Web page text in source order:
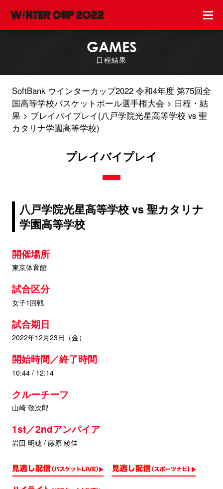
GAMES
日程結果
SoftBank ウインターカップ2022 令和4年度 第75回全
国高等学校バスケットボール選手権大会
日程・結
果
プレイバイプレイ(八戸学院光星高等学校 vs 聖
カタリナ学園高等学校)
プレイバイプレイ
八戸学院光星高等学校 vs 聖カタリナ
学園高等学校
開催場所
東京体育館
試合区分
女子1回戦
試合期日
2022年12月23日（金）
開始時間／終了時間
10:44 / 12:14
クルーチーフ
山崎 敬次郎
1st／2ndアンパイア
岩田 明穂 / 藤原 綾佳